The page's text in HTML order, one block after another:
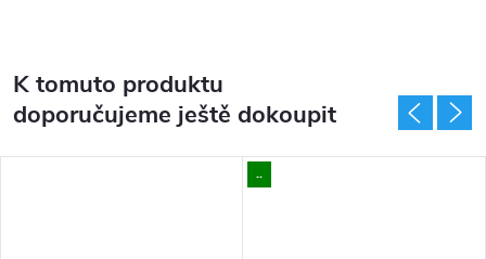
K tomuto produktu
doporučujeme ještě dokoupit
..